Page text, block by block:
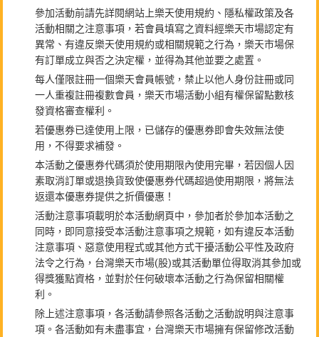
參加活動前請先詳閱網站上樂天使用規約、隱私權政策及各
活動相關之注意事項，若會員填寫之資料經樂天市場認定有
異常、有違反樂天使用規約或相關規範之行為，樂天市場保
有訂單成立與否之決定權，並得為其他並要之處置。
每人僅限註冊一個樂天會員帳號，禁止以他人身份註冊或同
一人重複註冊複數會員，樂天市場活動小組有權保留點數核
發資格審查權利。
若優惠券已達使用上限，已儲存的優惠券即會失效無法使
用，不得要求補發。
本活動之優惠券代碼須於使用期限內使用完畢，若因個人因
素取消訂單或退換貨致使優惠券代碼超過使用期限，將無法
返還本優惠券提供之折價優惠！
活動注意事項載明於本活動網頁中，參加者於參加本活動之
同時，即同意接受本活動注意事項之規範，如有違反本活動
注意事項、惡意使用程式或其他方式干擾活動公平性及政府
法令之行為，台灣樂天市場(股)或其活動單位得取消其參加或
得獎獲點資格，並對於任何破壞本活動之行為保留相關權
利。
除上述注意事項，各活動請參照各活動之活動說明與注意事
項。各活動如有未盡事宜，台灣樂天市場擁有保留修改活動